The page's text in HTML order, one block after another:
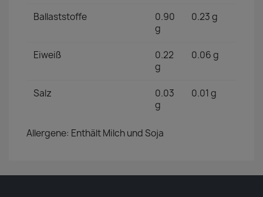
Ballaststoffe
0.90
g
0.23 g
Eiweiß
0.22
g
0.06 g
Salz
0.03
g
0.01 g
Allergene: Enthält Milch und Soja